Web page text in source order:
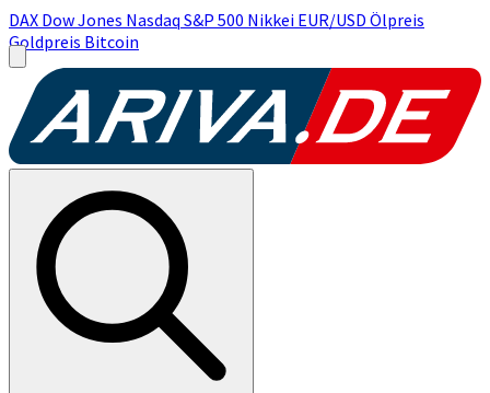
DAX Dow Jones Nasdaq S&P 500 Nikkei EUR/USD Ölpreis
Goldpreis Bitcoin